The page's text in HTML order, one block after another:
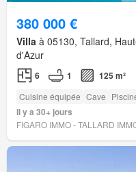
380 000 €
Villa à 05130, Tallard,
d'Azur
6 1 125 m²
Cuisine équipée Cave
Il y a 30+ jours
FIGARO IMMO - TALLARD